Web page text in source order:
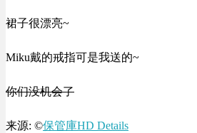
裙子很漂亮~
Miku戴的戒指可是我送的~
你们没机会了
来源: ©保管庫HD Details